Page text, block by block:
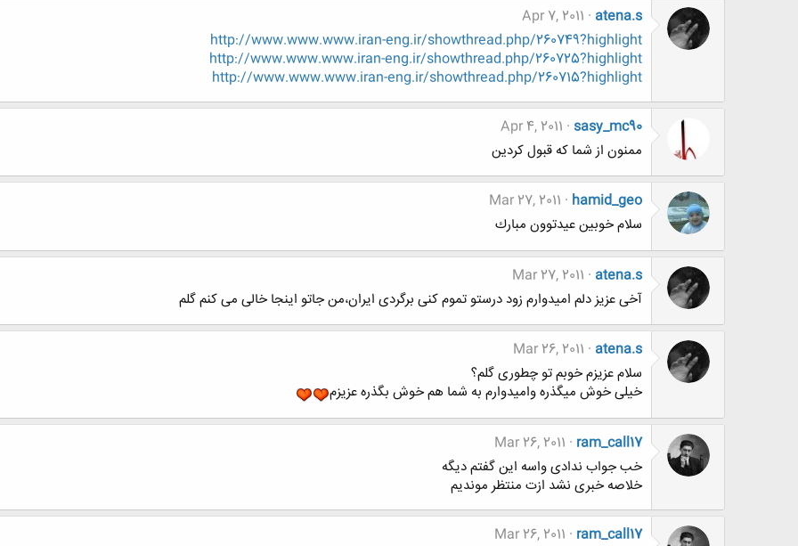
atena.s
Apr 7, 2011
http://www.www.www.iran-eng.ir/showthread.php/260749?highlight
http://www.www.www.iran-eng.ir/showthread.php/260725?highlight
http://www.www.www.iran-eng.ir/showthread.php/260715?highlight
sasy_mc90
Apr 4, 2011
ممنون از شما كه قبول كردين
hamid_geo
Mar 27, 2011
سلام خوبين عيدتوون مبارك
atena.s
Mar 27, 2011
آخی عزیز دلم امیدوارم زود درستو تموم کنی برگردی ایران،من جاتو اینجا خالی می کنم گلم
atena.s
Mar 26, 2011
سلام عزیزم خوبم تو چطوری گلم؟
خیلی خوش میگذره وامیدوارم به شما هم خوش بگذره عزیزم
ram_call17
Mar 26, 2011
خب جواب ندادی واسه این گفتم دیگه
خلاصه خبری نشد ازت منتظر موندیم
ram_call17
Mar 26, 2011